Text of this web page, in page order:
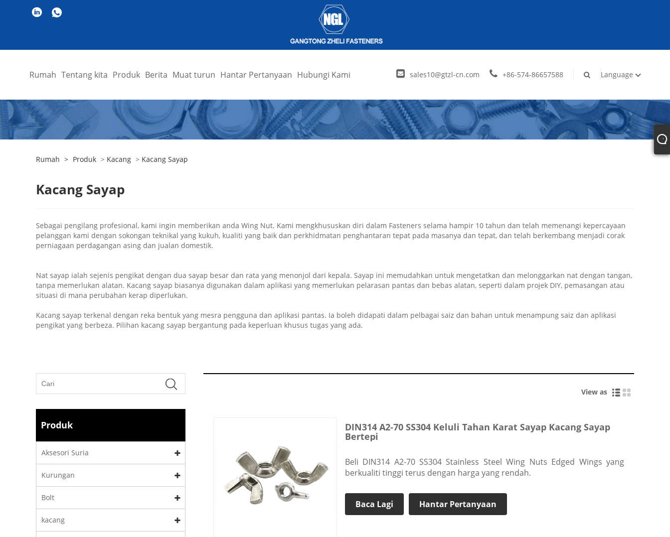
Rumah Tentang kita Produk Berita Muat turun Hantar Pertanyaan Hubungi Kami sales10@gtzl-cn.com +86-574-86657588 Language
Rumah > Produk > Kacang > Kacang Sayap
Kacang Sayap
Sebagai pengilang profesional, kami ingin memberikan anda Wing Nut. Kami mengkhususkan diri dalam Fasteners selama hampir 10 tahun dan telah memenangi kepercayaan
pelanggan kami dengan sokongan teknikal yang kukuh, kualiti yang baik dan perkhidmatan penghantaran tepat pada masanya dan tepat, dan telah berkembang menjadi corak
perniagaan perdagangan asing dan jualan domestik.
Nat sayap ialah sejenis pengikat dengan dua sayap besar dan rata yang menonjol dari kepala. Sayap ini memudahkan untuk mengetatkan dan melonggarkan nat dengan tangan,
tanpa memerlukan alatan. Kacang sayap biasanya digunakan dalam aplikasi yang memerlukan pelarasan pantas dan bebas alatan, seperti dalam projek DIY, pemasangan atau
situasi di mana perubahan kerap diperlukan.
Kacang sayap terkenal dengan reka bentuk yang mesra pengguna dan aplikasi pantas. Ia boleh didapati dalam pelbagai saiz dan bahan untuk menampung saiz dan aplikasi
pengikat yang berbeza. Pilihan kacang sayap bergantung pada keperluan khusus tugas yang ada.
Produk
Aksesori Suria
Kurungan
Bolt
kacang
View as
DIN314 A2-70 SS304 Keluli Tahan Karat Sayap Kacang Sayap
Bertepi
Beli DIN314 A2-70 SS304 Stainless Steel Wing Nuts Edged Wings yang
berkualiti tinggi terus dengan harga yang rendah.
Baca Lagi Hantar Pertanyaan